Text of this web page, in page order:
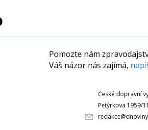
Pomozte nám
Váš názor nás zajímá,
České dopravní
Petýrkova 1959/